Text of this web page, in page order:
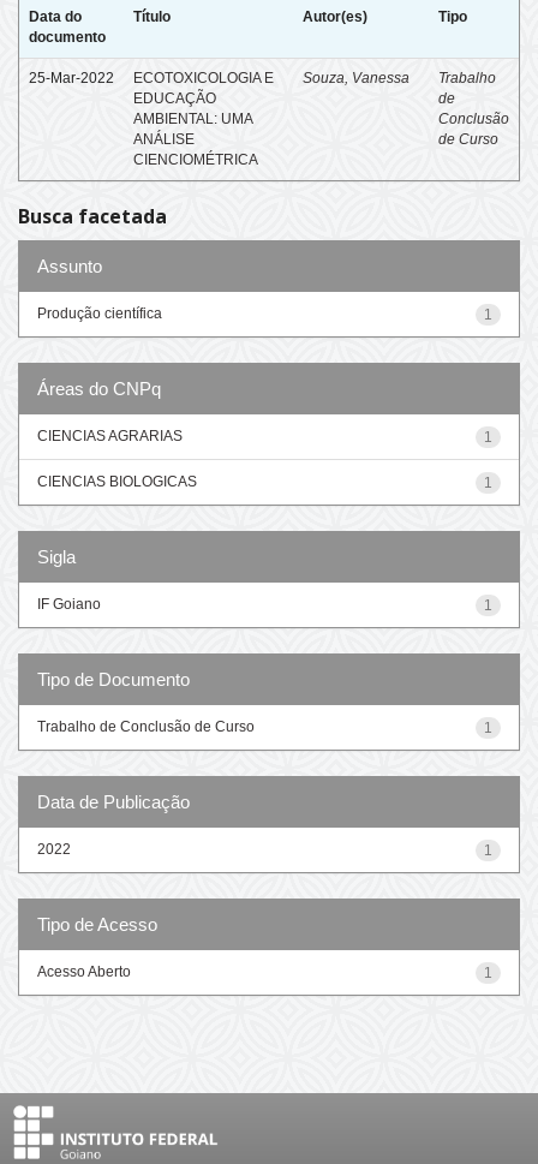
Data do
documento
Título Autor(es) Tipo
25-Mar-2022
ECOTOXICOLOGIA E
EDUCAÇÃO
AMBIENTAL: UMA
ANÁLISE
CIENCIOMÉTRICA
Souza, Vanessa
Trabalho
de
Conclusão
de Curso
Busca facetada
Assunto
1
Produção científica
Áreas do CNPq
1
CIENCIAS AGRARIAS
1
CIENCIAS BIOLOGICAS
Sigla
1
IF Goiano
Tipo de Documento
1
Trabalho de Conclusão de Curso
Data de Publicação
1
2022
Tipo de Acesso
1
Acesso Aberto